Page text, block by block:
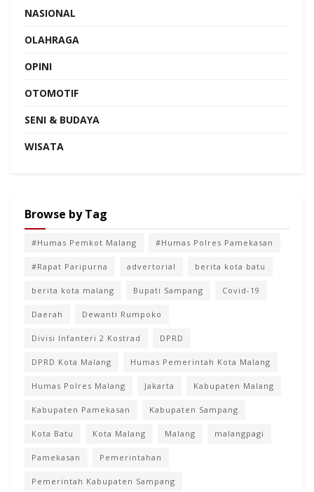
NASIONAL
OLAHRAGA
OPINI
OTOMOTIF
SENI & BUDAYA
WISATA
Browse by Tag
#Humas Pemkot Malang #Humas Polres Pamekasan
#Rapat Paripurna advertorial berita kota batu
berita kota malang Bupati Sampang Covid-19
Daerah Dewanti Rumpoko
Divisi Infanteri 2 Kostrad DPRD
DPRD Kota Malang Humas Pemerintah Kota Malang
Humas Polres Malang Jakarta Kabupaten Malang
Kabupaten Pamekasan Kabupaten Sampang
Kota Batu Kota Malang Malang malangpagi
Pamekasan Pemerintahan
Pemerintah Kabupaten Sampang